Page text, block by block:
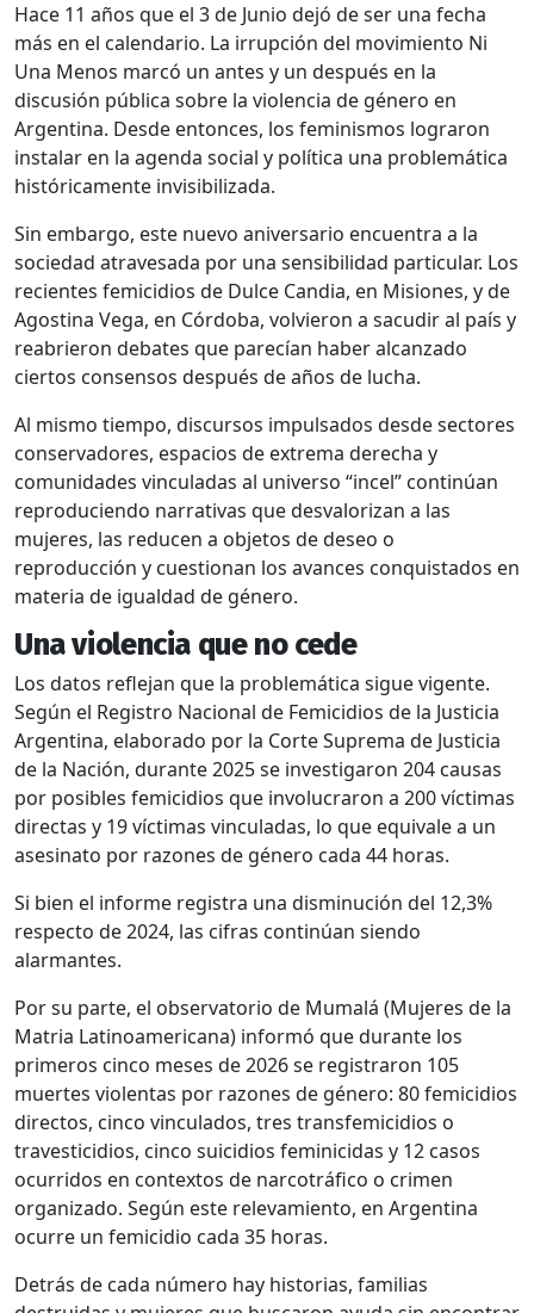
Hace 11 años que el 3 de Junio dejó de ser una fecha
más en el calendario. La irrupción del movimiento Ni
Una Menos marcó un antes y un después en la
discusión pública sobre la violencia de género en
Argentina. Desde entonces, los feminismos lograron
instalar en la agenda social y política una problemática
históricamente invisibilizada.
Sin embargo, este nuevo aniversario encuentra a la
sociedad atravesada por una sensibilidad particular. Los
recientes femicidios de Dulce Candia, en Misiones, y de
Agostina Vega, en Córdoba, volvieron a sacudir al país y
reabrieron debates que parecían haber alcanzado
ciertos consensos después de años de lucha.
Al mismo tiempo, discursos impulsados desde sectores
conservadores, espacios de extrema derecha y
comunidades vinculadas al universo “incel” continúan
reproduciendo narrativas que desvalorizan a las
mujeres, las reducen a objetos de deseo o
reproducción y cuestionan los avances conquistados en
materia de igualdad de género.
Una violencia que no cede
Los datos reflejan que la problemática sigue vigente.
Según el Registro Nacional de Femicidios de la Justicia
Argentina, elaborado por la Corte Suprema de Justicia
de la Nación, durante 2025 se investigaron 204 causas
por posibles femicidios que involucraron a 200 víctimas
directas y 19 víctimas vinculadas, lo que equivale a un
asesinato por razones de género cada 44 horas.
Si bien el informe registra una disminución del 12,3%
respecto de 2024, las cifras continúan siendo
alarmantes.
Por su parte, el observatorio de Mumalá (Mujeres de la
Matria Latinoamericana) informó que durante los
primeros cinco meses de 2026 se registraron 105
muertes violentas por razones de género: 80 femicidios
directos, cinco vinculados, tres transfemicidios o
travesticidios, cinco suicidios feminicidas y 12 casos
ocurridos en contextos de narcotráfico o crimen
organizado. Según este relevamiento, en Argentina
ocurre un femicidio cada 35 horas.
Detrás de cada número hay historias, familias